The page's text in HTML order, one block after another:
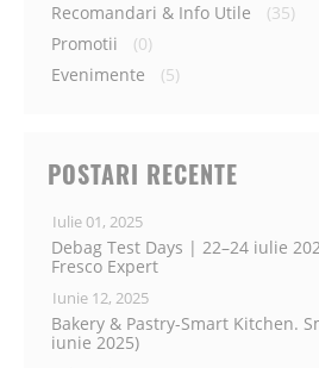
Recomandari & Info Utile
(35)
Promotii
(0)
Evenimente
(5)
POSTARI RECENTE
Iulie 01, 2025
Debag Test Days | 22–24 iulie
Fresco Expert
Iunie 12, 2025
Bakery & Pastry-Smart Kitchen.
iunie 2025)